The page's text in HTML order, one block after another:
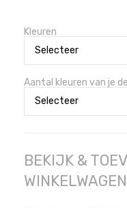
Kleuren
Aantal kleuren van je
BEKIJK &
WINKELWAGEN